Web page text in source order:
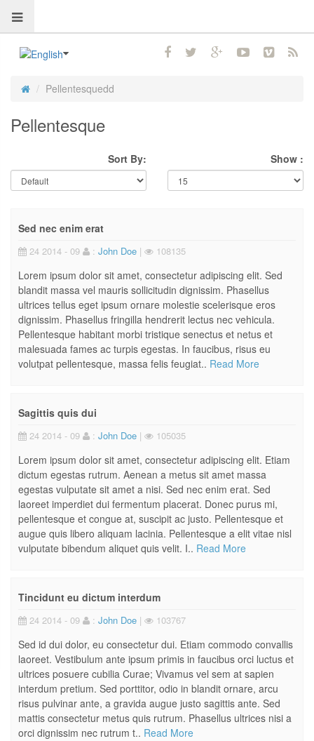
Pellentesquedd
Pellentesque
Sort By: Show :
Sed nec enim erat
24 2014 - 09 : John Doe | 108135
Lorem ipsum dolor sit amet, consectetur adipiscing elit. Sed
blandit massa vel mauris sollicitudin dignissim. Phasellus
ultrices tellus eget ipsum ornare molestie scelerisque eros
dignissim. Phasellus fringilla hendrerit lectus nec vehicula.
Pellentesque habitant morbi tristique senectus et netus et
malesuada fames ac turpis egestas. In faucibus, risus eu
volutpat pellentesque, massa felis feugiat.. Read More
Sagittis quis dui
24 2014 - 09 : John Doe | 105035
Lorem ipsum dolor sit amet, consectetur adipiscing elit. Etiam
dictum egestas rutrum. Aenean a metus sit amet massa
egestas vulputate sit amet a nisi. Sed nec enim erat. Sed
laoreet imperdiet dui fermentum placerat. Donec purus mi,
pellentesque et congue at, suscipit ac justo. Pellentesque et
augue quis libero aliquam lacinia. Pellentesque a elit vitae nisl
vulputate bibendum aliquet quis velit. I.. Read More
Tincidunt eu dictum interdum
24 2014 - 09 : John Doe | 103767
Sed id dui dolor, eu consectetur dui. Etiam commodo convallis
laoreet. Vestibulum ante ipsum primis in faucibus orci luctus et
ultrices posuere cubilia Curae; Vivamus vel sem at sapien
interdum pretium. Sed porttitor, odio in blandit ornare, arcu
risus pulvinar ante, a gravida augue justo sagittis ante. Sed
mattis consectetur metus quis rutrum. Phasellus ultrices nisi a
orci dignissim nec rutrum t.. Read More